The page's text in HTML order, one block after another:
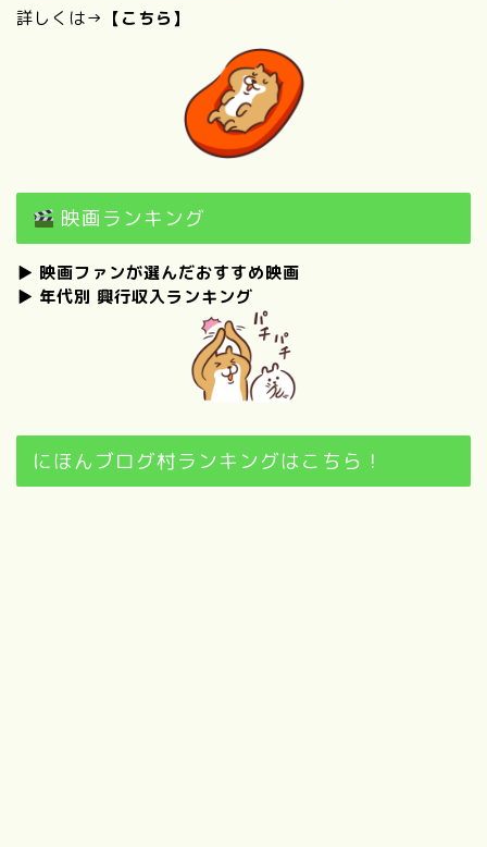
詳しくは→ 【こちら】
映画ランキング
▶ 映画ファンが選んだおすすめ映画
▶ 年代別 興行収入ランキング
にほんブログ村ランキングはこちら！